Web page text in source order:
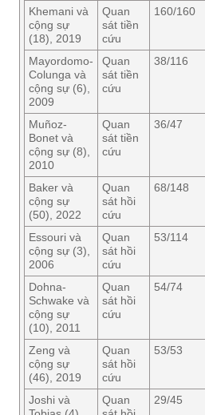
Khemani và
cộng sự
(18), 2019
Quan
sát tiền
cứu
160/160
Mayordomo-
Colunga và
cộng sự (6),
2009
Quan
sát tiền
cứu
38/116
Muñoz-
Bonet và
cộng sự (8),
2010
Quan
sát tiền
cứu
36/47
Baker và
cộng sự
(50), 2022
Quan
sát hồi
cứu
68/148
Essouri và
cộng sự (3),
2006
Quan
sát hồi
cứu
53/114
Dohna-
Schwake và
cộng sự
(10), 2011
Quan
sát hồi
cứu
54/74
Zeng và
cộng sự
(46), 2019
Quan
sát hồi
cứu
53/53
Joshi và
Quan
29/45